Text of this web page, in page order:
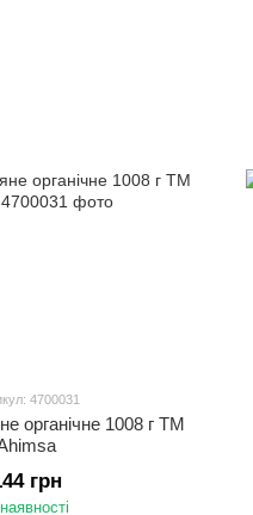
4700031
органічне 1008 г TM
грн